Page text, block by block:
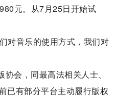
元。从7月25日开始试
对音乐的使用方式，我们对
会，同最高法相关人士、
已有部分平台主动履行版权